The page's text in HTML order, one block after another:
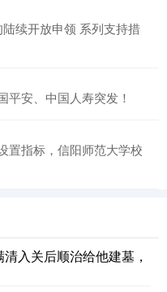
续开放申领 系列支持措
平安、中国人寿突发！
置指标，信阳师范大学校
入关后顺治给他建墓，